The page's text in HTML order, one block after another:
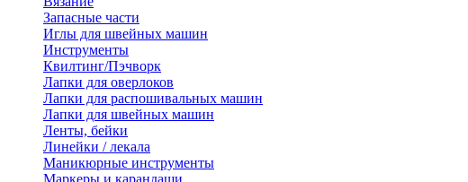
Запасные части
Иглы для швейных машин
Инструменты
Квилтинг/Пэчворк
Лапки для оверлоков
Лапки для распошивальных машин
Лапки для швейных машин
Ленты, бейки
Линейки / лекала
Маникюрные инструменты
Маркеры и карандаши